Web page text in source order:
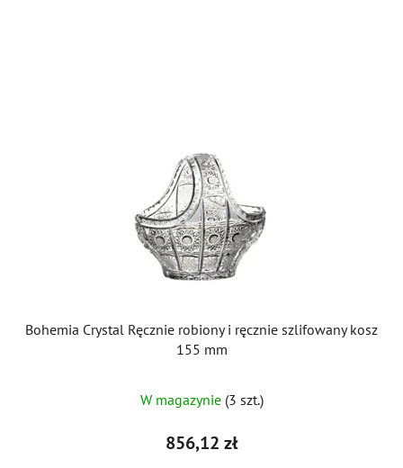
Bohemia Crystal Ręcznie robiony i ręcznie szlifowany kosz
155 mm
W magazynie (3 szt.)
856,12 zł